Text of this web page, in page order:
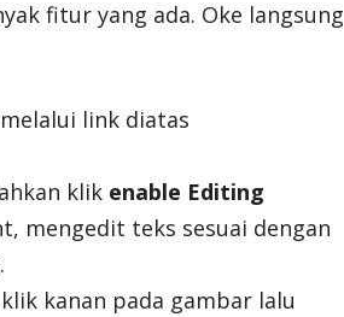
fitur yang ada. Oke langsung
link diatas
klik enable Editing
mengedit teks sesuai dengan
kanan pada gambar lalu